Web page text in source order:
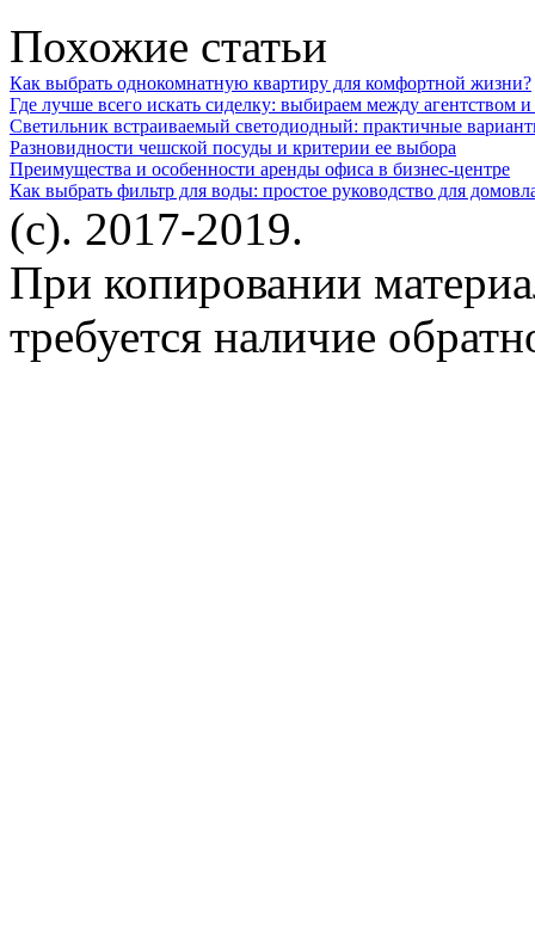
Похожие статьи
Как выбрать однокомнатную квартиру для комфортной жизни?
Где лучше всего искать сиделку: выбираем между агентством
Светильник встраиваемый светодиодный: практичные
Разновидности чешской посуды и критерии ее выбора
Преимущества и особенности аренды офиса в бизнес-центре
Как выбрать фильтр для воды: простое руководство для
(c). 2017-2019.
При копировании
требуется наличие